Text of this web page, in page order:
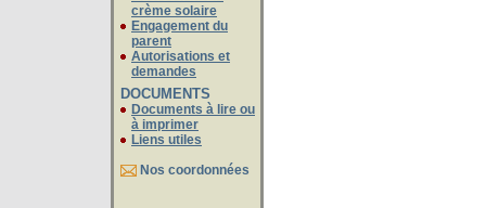
crème solaire
parent
demandes
DOCUMENTS
à imprimer
Liens utiles
Nos coordonnées